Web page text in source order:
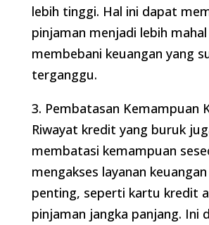
lebih tinggi. Hal ini dapat
pinjaman menjadi lebih
membebani keuangan yang
terganggu.
3. Pembatasan Kemampuan
Riwayat kredit yang buruk
membatasi kemampuan
mengakses layanan
penting, seperti kartu kredit
pinjaman jangka panjang. Ini